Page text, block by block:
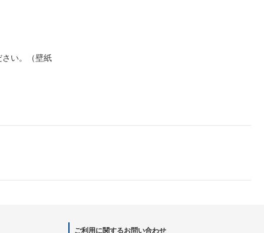
い。（壁紙
ご利用に関するお問い合わせ